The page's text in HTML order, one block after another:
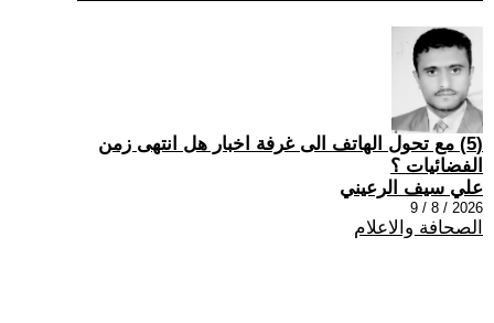
(5) مع تحول الهاتف الى غرفة اخبار هل انتهى زمن
الفضائيات ؟
علي سيف الرعيني
2026 / 8 / 9
الصحافة والاعلام